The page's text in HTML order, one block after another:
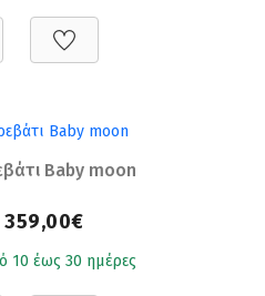
Βaby moon
359,00€
10 έως 30 ημέρες